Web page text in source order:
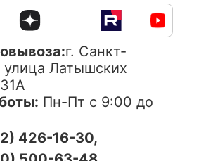
г. Санкт-
улица Латышских
Пн-Пт с 9:00 до
426-16-30,